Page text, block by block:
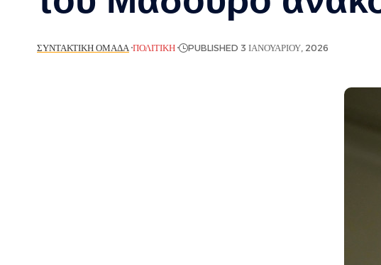
ΣΥΝΤΑΚΤΙΚΉ ΟΜΆΔΑ ΠΟΛΙΤΙΚΉ PUBLISHED 3 ΙΑΝΟΥΑΡΊΟΥ, 2026